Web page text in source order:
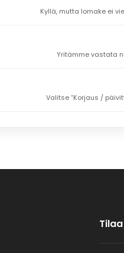
Kyllä, mutta lomake ei
Yritämme vastata
Valitse “Korjaus /
Tilaa